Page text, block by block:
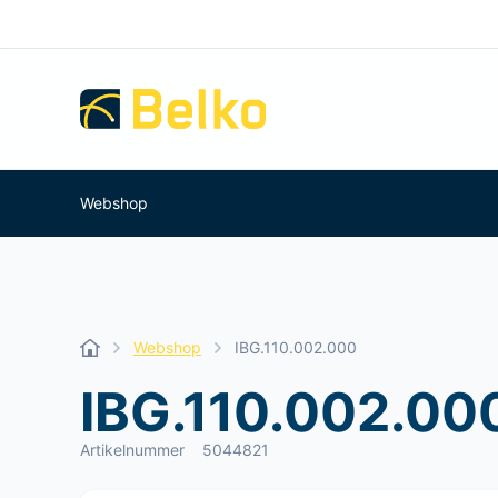
Webshop
Webshop IBG.110.002.000
Artikelnummer 5044821